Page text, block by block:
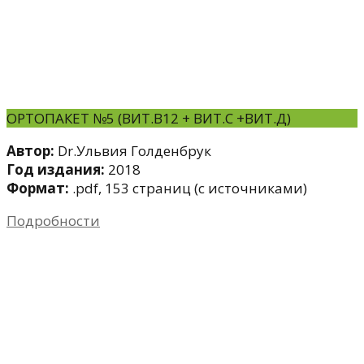
ОРТОПАКЕТ №5 (ВИТ.B12 + ВИТ.С +ВИТ.Д)
Автор: Dr.Ульвия Голденбрук
Год издания: 2018
Формат: .pdf, 153 страниц (с источниками)
Подробности